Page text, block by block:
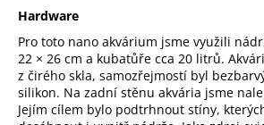
Hardware
Pro toto nano akvárium jsme využili
22 × 26 cm a kubatůře cca 20 litrů.
z čirého skla, samozřejmostí byl
silikon. Na zadní stěnu akvária jsme
Jejím cílem bylo podtrhnout stíny,
u
j
e
t
e